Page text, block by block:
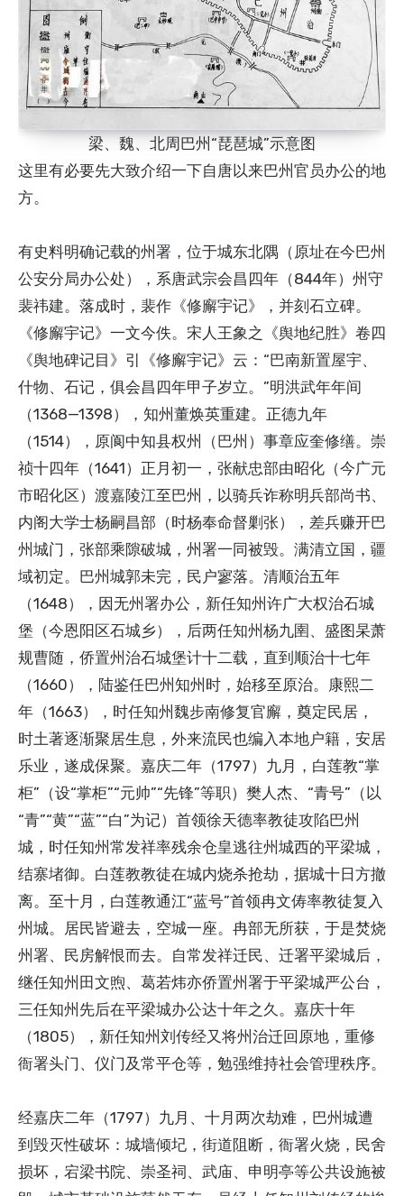
梁、魏、北周巴州“琵琶城”示意图
这里有必要先大致介绍一下自唐以来巴州官员办公的地
方。
有史料明确记载的州署，位于城东北隅（原址在今巴州
公安分局办公处），系唐武宗会昌四年（844年）州守
裴祎建。落成时，裴作《修廨宇记》，并刻石立碑。
《修廨宇记》一文今佚。宋人王象之《舆地纪胜》卷四
《舆地碑记目》引《修廨宇记》云：“巴南新置屋宇、
什物、石记，俱会昌四年甲子岁立。”明洪武年年间
（1368—1398），知州董焕英重建。正德九年
（1514），原阆中知县权州（巴州）事章应奎修缮。崇
祯十四年（1641）正月初一，张献忠部由昭化（今广元
市昭化区）渡嘉陵江至巴州，以骑兵诈称明兵部尚书、
内阁大学士杨嗣昌部（时杨奉命督剿张），差兵赚开巴
州城门，张部乘隙破城，州署一同被毁。满清立国，疆
域初定。巴州城郭未完，民户寥落。清顺治五年
（1648），因无州署办公，新任知州许广大权治石城
堡（今恩阳区石城乡），后两任知州杨九圉、盛图杲萧
规曹随，侨置州治石城堡计十二载，直到顺治十七年
（1660），陆鉴任巴州知州时，始移至原治。康熙二
年（1663），时任知州魏步南修复官廨，奠定民居，
时土著逐渐聚居生息，外来流民也编入本地户籍，安居
乐业，遂成保聚。嘉庆二年（1797）九月，白莲教“掌
柜”（设“掌柜”“元帅”“先锋”等职）樊人杰、“青号”（以
“青”“黄”“蓝”“白”为记）首领徐天德率教徒攻陷巴州
城，时任知州常发祥率残余仓皇逃往州城西的平梁城，
结寨堵御。白莲教教徒在城内烧杀抢劫，据城十日方撤
离。至十月，白莲教通江“蓝号”首领冉文俦率教徒复入
州城。居民皆避去，空城一座。冉部无所获，于是焚烧
州署、民房解恨而去。自常发祥迁民、迁署平梁城后，
继任知州田文煦、葛若炜亦侨置州署于平梁城严公台，
三任知州先后在平梁城办公达十年之久。嘉庆十年
（1805），新任知州刘传经又将州治迁回原地，重修
衙署头门、仪门及常平仓等，勉强维持社会管理秩序。
经嘉庆二年（1797）九月、十月两次劫难，巴州城遭
到毁灭性破坏：城墙倾圮，街道阻断，衙署火烧，民舍
损坏，宕梁书院、崇圣祠、武庙、申明亭等公共设施被